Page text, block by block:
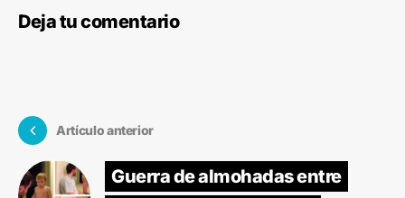
Deja tu comentario
Artículo anterior
Guerra de almohadas entre